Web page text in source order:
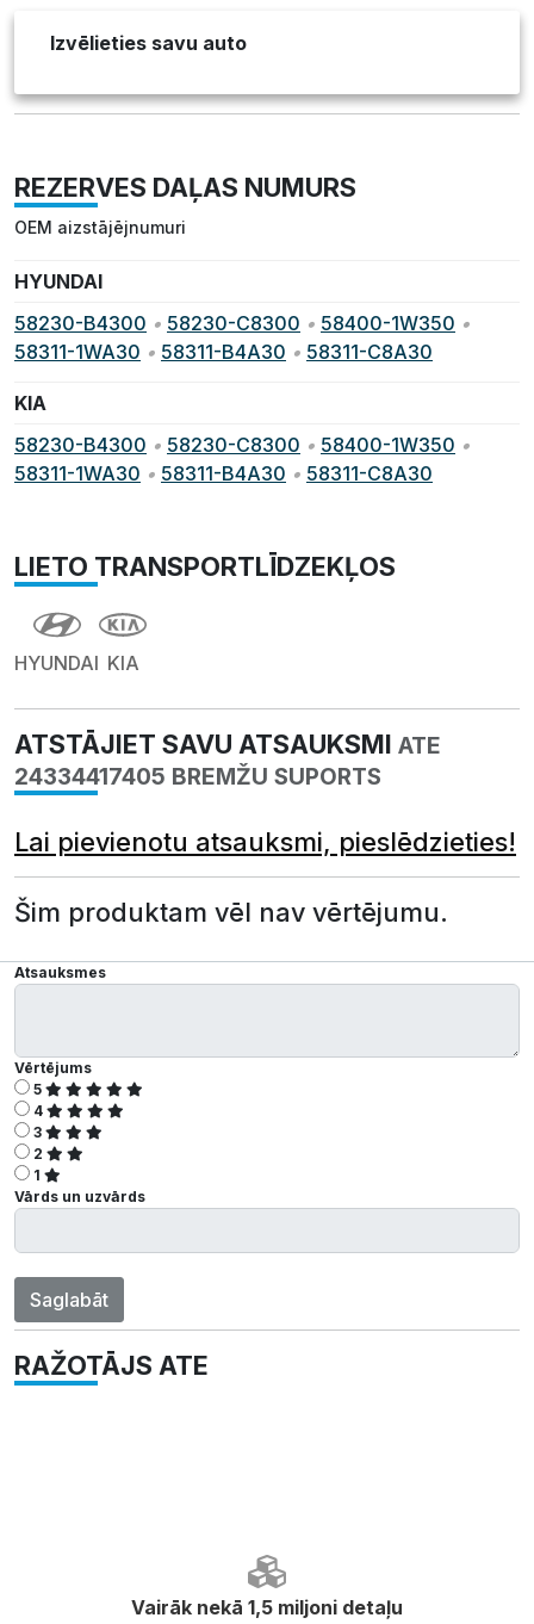
Izvēlieties savu auto
REZERVES DAĻAS NUMURS
OEM aizstājējnumuri
HYUNDAI
58230-B4300 • 58230-C8300 • 58400-1W350 •
58311-1WA30 • 58311-B4A30 • 58311-C8A30
KIA
58230-B4300 • 58230-C8300 • 58400-1W350 •
58311-1WA30 • 58311-B4A30 • 58311-C8A30
LIETO TRANSPORTLĪDZEKĻOS
HYUNDAI KIA
ATSTĀJIET SAVU ATSAUKSMI ATE
24334417405 BREMŽU SUPORTS
Lai pievienotu atsauksmi, pieslēdzieties!
Šim produktam vēl nav vērtējumu.
Atsauksmes
Vērtējums
5
4
3
2
1
Vārds un uzvārds
Saglabāt
RAŽOTĀJS ATE
Vairāk nekā 1,5 miljoni detaļu